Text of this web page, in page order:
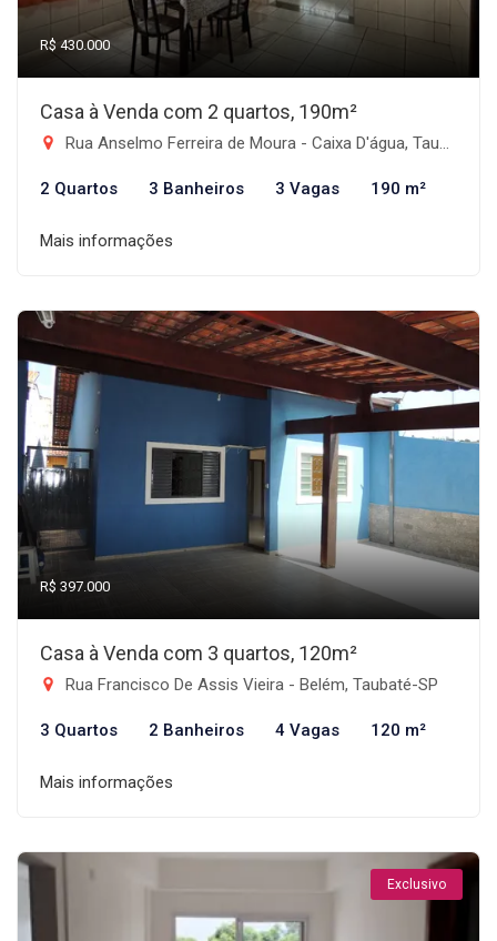
R$ 430.000
Casa à Venda com 2 quartos, 190m²
Rua Anselmo Ferreira de Moura - Caixa D'água, Taubaté-SP
2 Quartos 3 Banheiros 3 Vagas 190 m²
Mais informações
R$ 397.000
Casa à Venda com 3 quartos, 120m²
Rua Francisco De Assis Vieira - Belém, Taubaté-SP
3 Quartos 2 Banheiros 4 Vagas 120 m²
Mais informações
Exclusivo